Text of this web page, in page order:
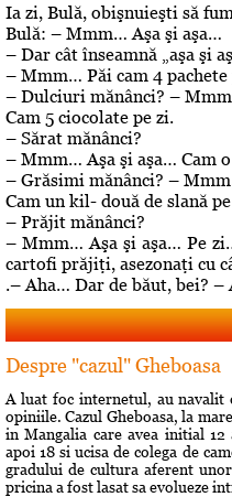
Ia zi, Bulă, obişnuieşti să
Bulă: – Mmm… Aşa şi aşa…
– Dar cât înseamnă „aşa şi
– Mmm… Păi cam 4 pachete
– Dulciuri mănânci? –
Cam 5 ciocolate pe zi.
– Sărat mănânci?
– Mmm… Aşa şi aşa… Cam
– Grăsimi mănânci? –
Cam un kil- două de slană
– Prăjit mănânci?
– Mmm… Aşa şi aşa… Pe
cartofi prăjiţi, asezonaţi cu
.– Aha… Dar de băut, bei? –
Despre "cazul" Gheboasa
A luat foc internetul, au navalit
opiniile. Cazul Gheboasa, la
in Mangalia care avea initial
apoi 18 si ucisa de colega de
gradului de cultura aferent
pricina a fost lasat sa evolueze